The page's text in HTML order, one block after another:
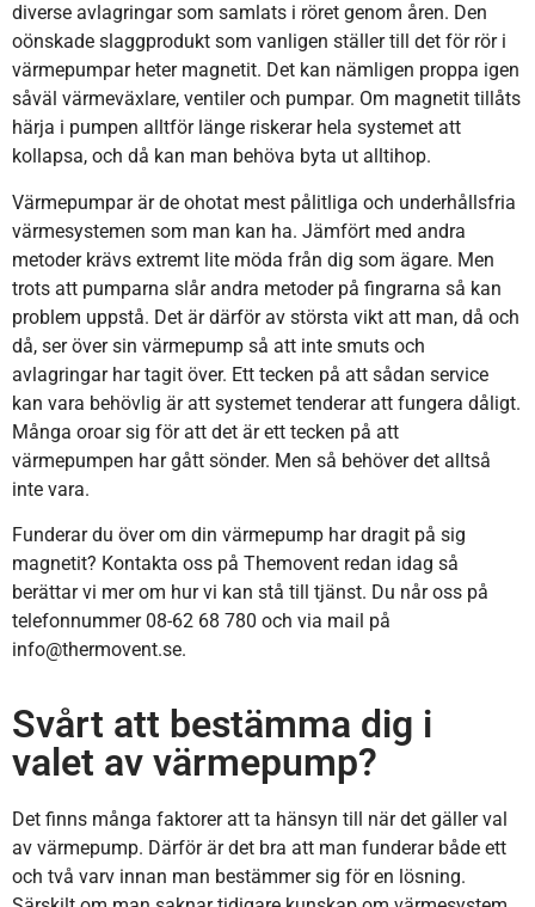
diverse avlagringar som samlats i röret genom åren. Den
oönskade slaggprodukt som vanligen ställer till det för rör i
värmepumpar heter magnetit. Det kan nämligen proppa igen
såväl värmeväxlare, ventiler och pumpar. Om magnetit tillåts
härja i pumpen alltför länge riskerar hela systemet att
kollapsa, och då kan man behöva byta ut alltihop.
Värmepumpar är de ohotat mest pålitliga och underhållsfria
värmesystemen som man kan ha. Jämfört med andra
metoder krävs extremt lite möda från dig som ägare. Men
trots att pumparna slår andra metoder på fingrarna så kan
problem uppstå. Det är därför av största vikt att man, då och
då, ser över sin värmepump så att inte smuts och
avlagringar har tagit över. Ett tecken på att sådan service
kan vara behövlig är att systemet tenderar att fungera dåligt.
Många oroar sig för att det är ett tecken på att
värmepumpen har gått sönder. Men så behöver det alltså
inte vara.
Funderar du över om din värmepump har dragit på sig
magnetit? Kontakta oss på Themovent redan idag så
berättar vi mer om hur vi kan stå till tjänst. Du når oss på
telefonnummer 08-62 68 780 och via mail på
info@thermovent.se.
Svårt att bestämma dig i
valet av värmepump?
Det finns många faktorer att ta hänsyn till när det gäller val
av värmepump. Därför är det bra att man funderar både ett
och två varv innan man bestämmer sig för en lösning.